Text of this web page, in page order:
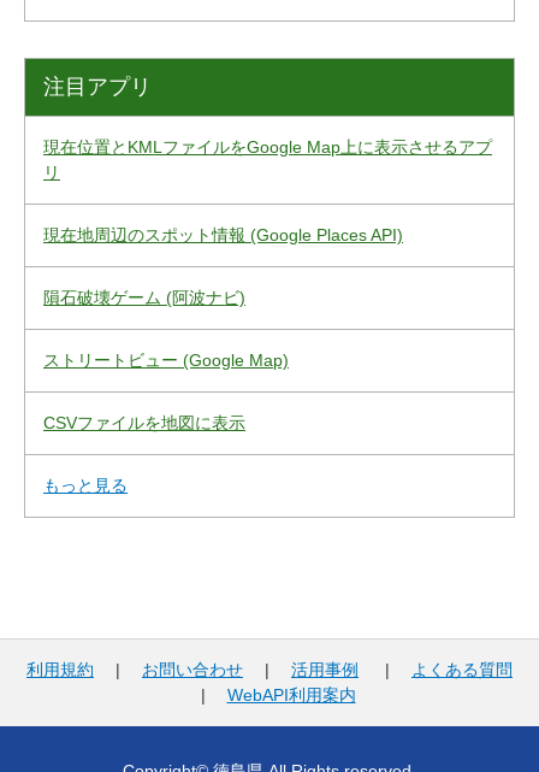
注目アプリ
現在位置とKMLファイルをGoogle Map上に表示させるアプ
リ
現在地周辺のスポット情報 (Google Places API)
隕石破壊ゲーム (阿波ナビ)
ストリートビュー (Google Map)
CSVファイルを地図に表示
もっと見る
利用規約 | お問い合わせ | 活用事例 |
よくある質問
| WebAPI利用案内